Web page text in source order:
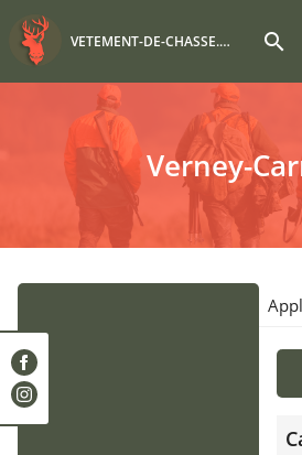
VETEMENT-DE-CHASSE.COM search
Verney-